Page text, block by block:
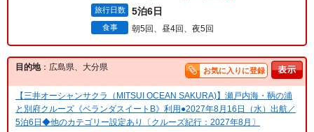
旅行日数 5泊6日
食事 朝5回、昼4回、夜5回
目的地：広島県、大分県 お気に入りに登録
【三井オーシャンサクラ（MITSUI OCEAN SAKURA)】瀬戸内海・鞆の浦
と別府クルーズ《ベランダスイートB》利用●2027年8月16日（水）出航／
5泊6日◆他のカテゴリー設定あり〔クルーズ紀行：2027年8月〕